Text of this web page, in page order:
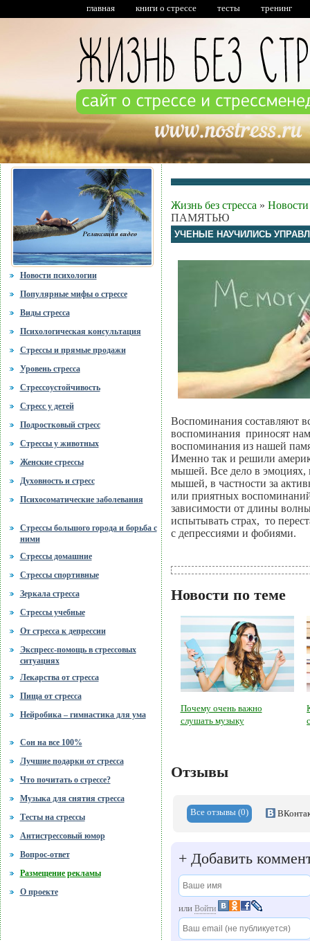
главная книги о стрессе тесты тренинг
Новости психологии
Популярные мифы о стрессе
Виды стресса
Психологическая консультация
Стрессы и прямые продажи
Уровень стресса
Стрессоустойчивость
Стресс у детей
Подростковый стресс
Стрессы у животных
Женские стрессы
Духовность и стресс
Психосоматические заболевания
Стрессы большого города и борьба с
ними
Стрессы домашние
Стрессы спортивные
Зеркала стресса
Стрессы учебные
От стресса к депрессии
Экспресс-помощь в стрессовых
ситуациях
Лекарства от стресса
Пища от стресса
Нейробика – гимнастика для ума
Сон на все 100%
Лучшие подарки от стресса
Что почитать о стрессе?
Музыка для снятия стресса
Тесты на стрессы
Антистрессовый юмор
Вопрос-ответ
Размещение рекламы
О проекте
Жизнь без стресса »
ПАМЯТЬЮ
УЧЕНЫЕ НАУЧИЛИСЬ
Воспоминания составляют
воспоминания приносят нам
воспоминания из нашей
Именно так и решили
мышей. Все дело в эмоциях,
мышей, в частности за
или приятных
зависимости от длины
испытывать страх, то
с депрессиями и фобиями.
Новости по теме
Почему очень важно
слушать музыку
Отзывы
Все отзывы (0)
+Добавить
или Войти